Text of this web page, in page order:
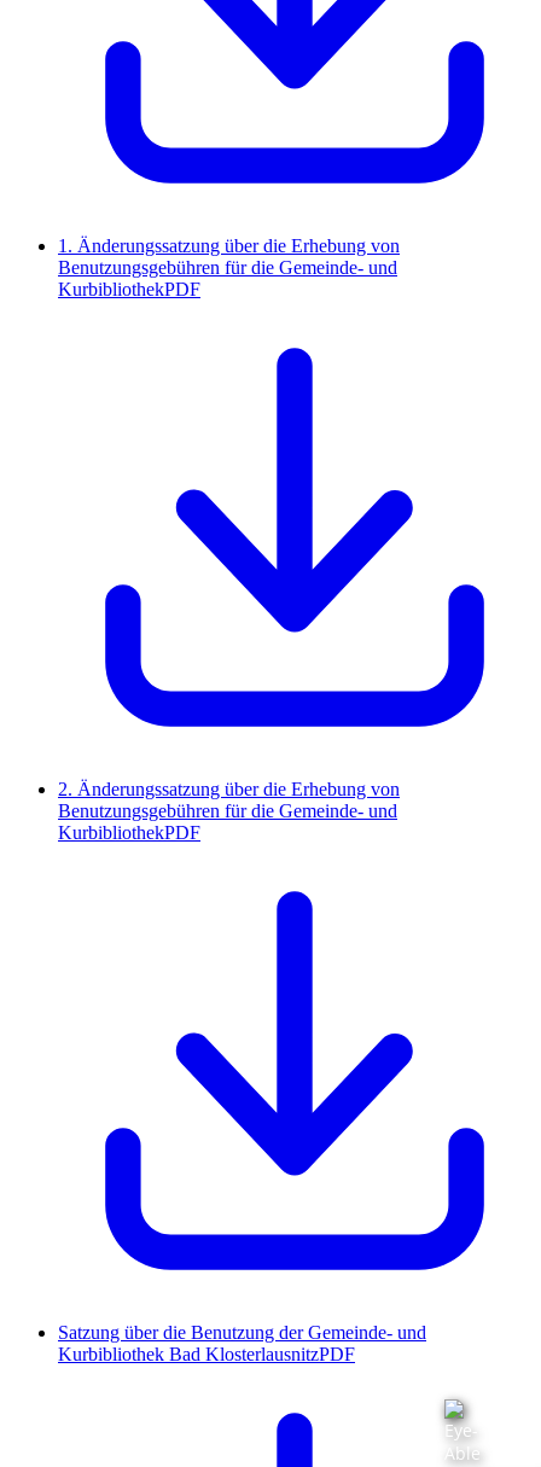
1. Änderungssatzung über die Erhebung von
Benutzungsgebühren für die Gemeinde- und
KurbibliothekPDF
2. Änderungssatzung über die Erhebung von
Benutzungsgebühren für die Gemeinde- und
KurbibliothekPDF
Satzung über die Benutzung der Gemeinde- und
Kurbibliothek Bad KlosterlausnitzPDF